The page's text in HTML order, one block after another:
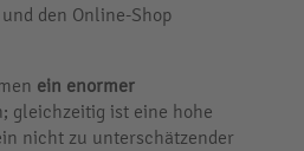
den Online-Shop
ein enormer
gleichzeitig ist eine hohe
nicht zu unterschätzender